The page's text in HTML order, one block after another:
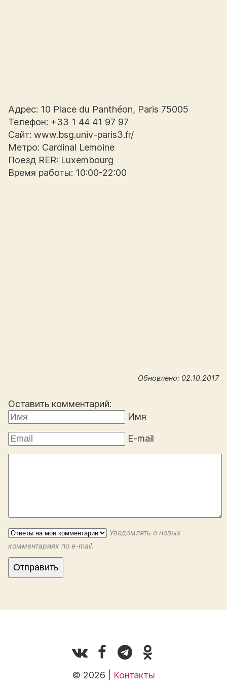
Адрес: 10 Place du Panthéon, Paris 75005
Телефон: +33 1 44 41 97 97
Сайт: www.bsg.univ-paris3.fr/
Метро: Cardinal Lemoine
Поезд RER: Luxembourg
Время работы: 10:00-22:00
Обновлено: 02.10.2017
Оставить комментарий:
Имя
E-mail
Уведомлять о новых
комментариях по e-mail.
© 2026 | Контакты